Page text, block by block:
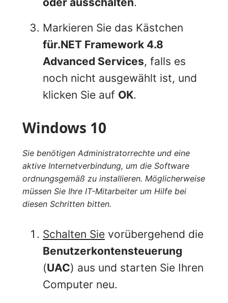
Markieren Sie das Kästchen
für.NET Framework 4.8
Advanced Services, falls es
noch nicht ausgewählt ist, und
klicken Sie auf OK.
Windows 10
Sie benötigen Administratorrechte und eine
aktive Internetverbindung, um die Software
ordnungsgemäß zu installieren. Möglicherweise
müssen Sie Ihre IT-Mitarbeiter um Hilfe bei
diesen Schritten bitten.
Schalten Sie vorübergehend die
Benutzerkontensteuerung
(UAC) aus und starten Sie Ihren
Computer neu.